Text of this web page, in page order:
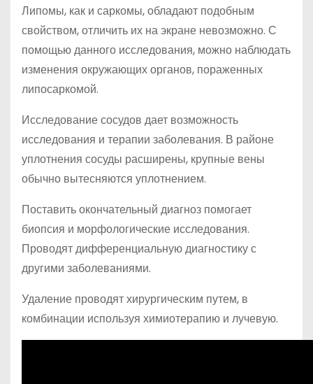
Липомы, как и саркомы, обладают подобным
свойством, отличить их на экране невозможно. С
помощью данного исследования, можно наблюдать
изменения окружающих органов, пораженных
липосаркомой.
Исследование сосудов дает возможность
исследования и терапии заболевания. В районе
уплотнения сосуды расширены, крупные вены
обычно вытесняются уплотнением.
Поставить окончательный диагноз помогает
биопсия и морфологические исследования.
Проводят дифференциальную диагностику с
другими заболеваниями.
Удаление проводят хирургическим путем, в
комбинации используя химиотерапию и лучевую.